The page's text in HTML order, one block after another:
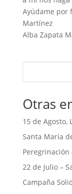
Ayúdame por
Martínez
Alba Zapata
Otras
15 de Agosto,
Santa María
Peregrinación
22 de Julio –
Campaña